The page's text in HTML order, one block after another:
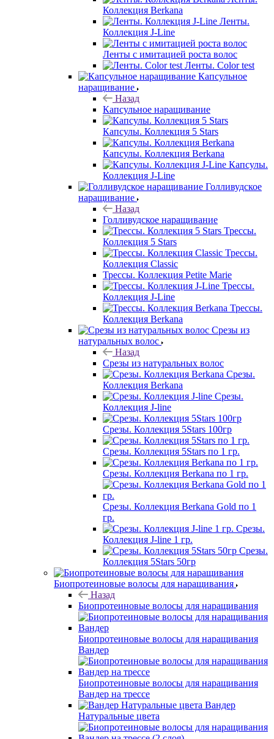
Коллекция Berkana
Ленты.
Коллекция J-Line
Ленты с имитацией роста волос
Ленты. Color test
Капсульное
наращивание
Назад
Капсульное наращивание
Капсулы. Коллекция 5 Stars
Капсулы. Коллекция Berkana
Капсулы.
Коллекция J-Line
Голливудское
наращивание
Назад
Голливудское наращивание
Трессы.
Коллекция 5 Stars
Трессы.
Коллекция Classic
Трессы. Коллекция Petite Marie
Трессы.
Коллекция J-Line
Трессы.
Коллекция Berkana
Срезы из
натуральных волос
Назад
Срезы из натуральных волос
Срезы.
Коллекция Berkana
Срезы.
Коллекция J-line
Срезы. Коллекция 5Stars 100гр
Срезы. Коллекция 5Stars по 1 гр.
Срезы. Коллекция Berkana по 1 гр.
Срезы. Коллекция Berkana Gold по 1
гр.
Срезы.
Коллекция J-line 1 гр.
Срезы.
Коллекция 5Stars 50гр
Биопротеиновые волосы для наращивания
Назад
Биопротеиновые волосы для наращивания
Биопротеиновые волосы для наращивания
Вандер
Биопротеиновые волосы для наращивания
Вандер на трессе
Вандер
Натуральные цвета